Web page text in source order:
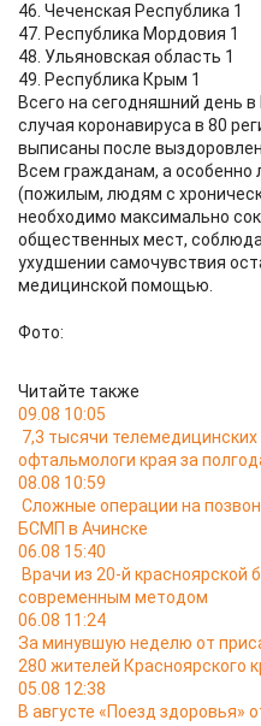
46. Чеченская Республика 1
47. Республика Мордовия 1
48. Ульяновская область 1
49. Республика Крым 1
Всего на сегодняшний день
случая коронавируса в 80
выписаны после
Всем гражданам, а особенно
(пожилым, людям с
необходимо максимально
общественных мест,
ухудшении самочувствия
медицинской помощью.
Фото:
Читайте также
09.08 10:05
7,3 тысячи
офтальмологи края за
08.08 10:59
Сложные операции на
БСМП в Ачинске
06.08 15:40
Врачи из 20-й красноярской
современным методом
06.08 11:24
За минувшую неделю от
280 жителей Красноярского
05.08 12:38
В августе «Поезд здоровья»